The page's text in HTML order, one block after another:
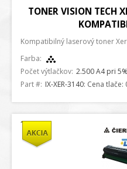
TONER VISION TECH
Kompatibilný laserový toner
Farba:
Počet výtlačkov: 2.500 A4 pri
Part #: IX-XER-3140: Cena tlače: